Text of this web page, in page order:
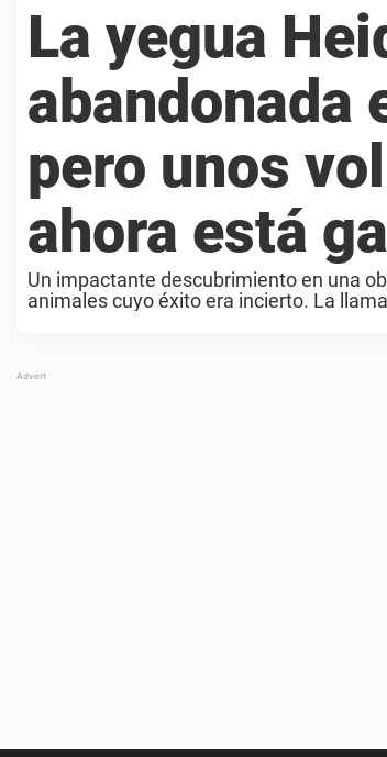
La yegua
abandonada
pero unos
ahora está
Un impactante descubrimiento en una
animales cuyo éxito era incierto. La